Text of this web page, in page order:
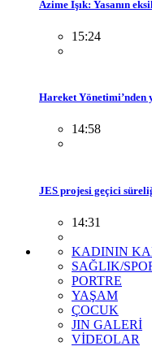
Azime Işık: Yasanın
15:24
Hareket Yönetimi’nden
14:58
JES projesi geçici
14:31
KADININ
SAĞLIK/
PORTRE
YAŞAM
ÇOCUK
JIN GALERİ
VİDEOLAR